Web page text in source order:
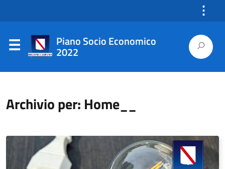
⋮
Piano Socio Economico
2022
Archivio per: Home__